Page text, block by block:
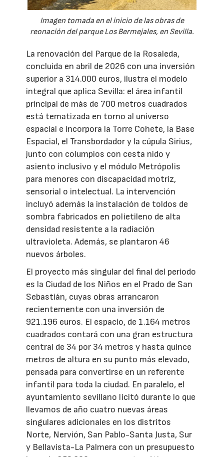
Imagen tomada en el inicio de las obras de
reonación del parque Los Bermejales, en Sevilla.
La renovación del Parque de la Rosaleda,
concluida en abril de 2026 con una inversión
superior a 314.000 euros, ilustra el modelo
integral que aplica Sevilla: el área infantil
principal de más de 700 metros cuadrados
está tematizada en torno al universo
espacial e incorpora la Torre Cohete, la Base
Espacial, el Transbordador y la cúpula Sirius,
junto con columpios con cesta nido y
asiento inclusivo y el módulo Metrópolis
para menores con discapacidad motriz,
sensorial o intelectual. La intervención
incluyó además la instalación de toldos de
sombra fabricados en polietileno de alta
densidad resistente a la radiación
ultravioleta. Además, se plantaron 46
nuevos árboles.
El proyecto más singular del final del periodo
es la Ciudad de los Niños en el Prado de San
Sebastián, cuyas obras arrancaron
recientemente con una inversión de
921.196 euros. El espacio, de 1.164 metros
cuadrados contará con una gran estructura
central de 34 por 34 metros y hasta quince
metros de altura en su punto más elevado,
pensada para convertirse en un referente
infantil para toda la ciudad. En paralelo, el
ayuntamiento sevillano licitó durante lo que
llevamos de año cuatro nuevas áreas
singulares adicionales en los distritos
Norte, Nervión, San Pablo-Santa Justa, Sur
y Bellavista-La Palmera con un presupuesto